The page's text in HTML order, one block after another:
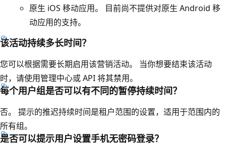
原生 iOS 移动应用。 目前尚不提供对原生 Android 移
动应用的支持。
该活动持续多长时间？
您可以根据需要长期启用该营销活动。 当你想要结束该活动
时，请使用管理中心或 API 将其禁用。
每个用户组是否可以有不同的暂停持续时间？
否。 提示的推迟持续时间是租户范围的设置，适用于范围内的
所有组。
是否可以提示用户设置手机无密码登录？